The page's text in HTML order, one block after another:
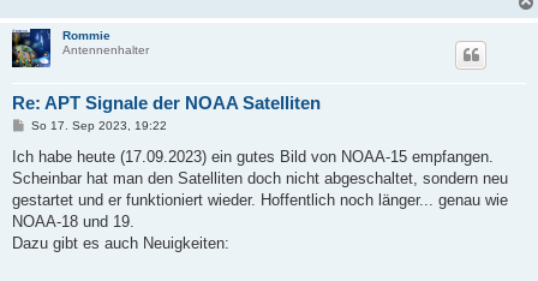
Rommie
Antennenhalter
Re: APT Signale der NOAA Satelliten
B
i
r
a
So 17. Sep 2023, 19:22
Ich habe heute (17.09.2023) ein gutes Bild von NOAA-15 empfangen.
Scheinbar hat man den Satelliten doch nicht abgeschaltet, sondern neu
gestartet und er funktioniert wieder. Hoffentlich noch länger... genau wie
NOAA-18 und 19.
Dazu gibt es auch Neuigkeiten: